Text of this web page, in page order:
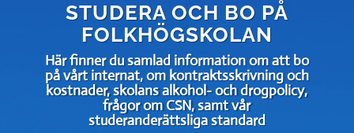
STUDERA OCH BO PÅ
FOLKHÖGSKOLAN
Här finner du samlad information om att bo
på vårt internat, om kontraktsskrivning och
kostnader, skolans alkohol- och drogpolicy,
frågor om CSN, samt vår
studeranderättsliga standard